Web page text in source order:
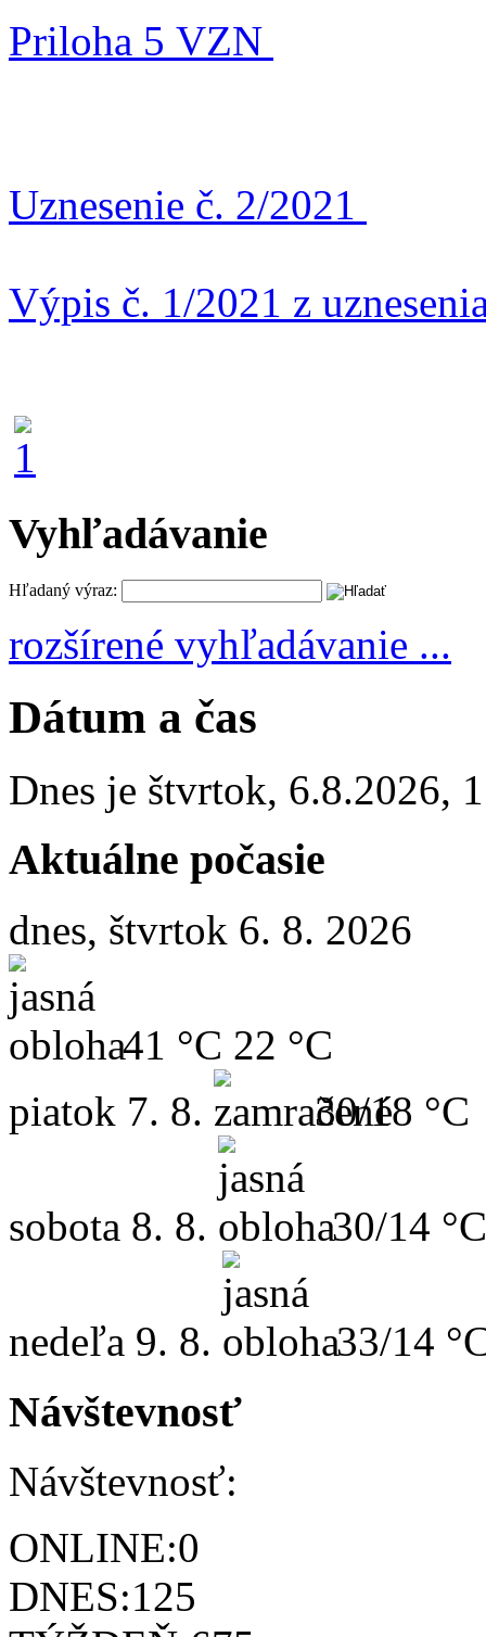
Priloha 5 VZN
Uznesenie č. 2/2021
Výpis č. 1/2021 z
Vyhľadávanie
Hľadaný výraz:
rozšírené vyhľadávanie ...
Dátum a čas
Dnes je štvrtok, 6.8.2026,
Aktuálne počasie
dnes, štvrtok 6. 8. 2026
41 °C 22 °C
piatok 7. 8. 30/18 °C
sobota 8. 8. 30/14 °C
nedeľa 9. 8. 33/14
Návštevnosť
Návštevnosť:
ONLINE:0
DNES:125